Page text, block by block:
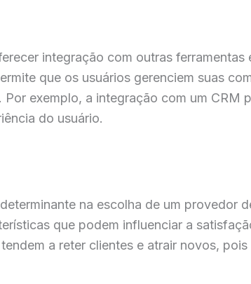
integração com outras
que os usuários gerenciem suas
exemplo, a integração com um
do usuário.
na escolha de um provedor
que podem influenciar a
a reter clientes e atrair novos,